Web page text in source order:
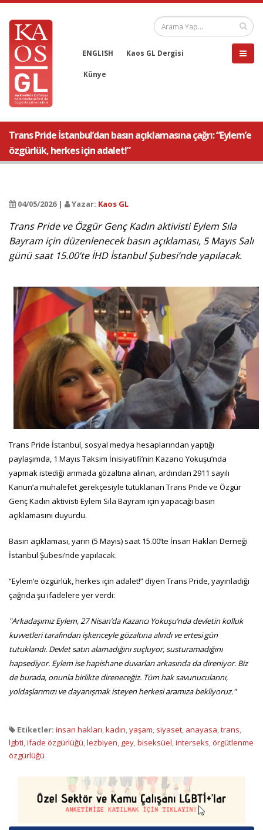
ENGLISH Kaos GL Dergisi
Künye
Trans Pride İstanbul’dan basın açıklamasına çağrı: “Eylem’e
özgürlük, herkes için adalet!”
04/05/2026 | Yazar: Kaos GL
Trans Pride ve Özgür Genç Kadın aktivisti Eylem Sıla
Bayram için düzenlenecek basın açıklaması, 5 Mayıs Salı
günü saat 15.00’te İHD İstanbul Şubesi’nde yapılacak.
Trans Pride İstanbul, sosyal medya hesaplarından yaptığı
paylaşımda, 1 Mayıs Taksim İnisiyatifi’nin Kazancı Yokuşu’nda
yapmak istediği anmada gözaltına alınan, ardından 2911 sayılı
Kanun’a muhalefet gerekçesiyle tutuklanan Trans Pride ve Özgür
Genç Kadın aktivisti Eylem Sıla Bayram için yapacağı basın
açıklamasını duyurdu.
Basın açıklaması, yarın (5 Mayıs) saat 15.00’te İnsan Hakları Derneği
İstanbul Şubesi’nde yapılacak.
“Eylem’e özgürlük, herkes için adalet!” diyen Trans Pride, yayınladığı
çağrıda şu ifadelere yer verdi:
"Arkadaşımız Eylem, 27 Nisan’da Kazancı Yokuşu’nda devletin kolluk
kuvvetleri tarafından işkenceyle gözaltına alındı ve ertesi gün
tutuklandı. Devlet satın alamadığını suçluyor, susturamadığını
hapsediyor. Eylem ise hapishane duvarları arkasında da direniyor. Biz
de burada, onunla birlikte direneceğiz. Tüm hak savunucularını,
yoldaşlarımızı ve dayanışmak isteyen herkesi aramıza bekliyoruz."
Etiketler: insan hakları,kadın,yaşam, siyaset, anayasa,trans,
lgbti,ifade özgürlüğü,lezbiyen, gey,biseksüel,interseks,örgütlenme
özgürlüğü